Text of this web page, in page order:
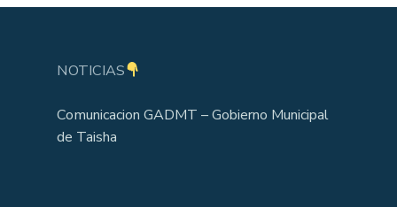
NOTICIAS
Comunicacion GADMT – Gobierno Municipal
de Taisha